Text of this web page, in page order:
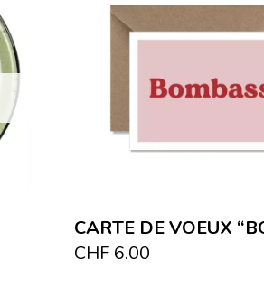
CARTE DE VOEUX
CHF 6.00